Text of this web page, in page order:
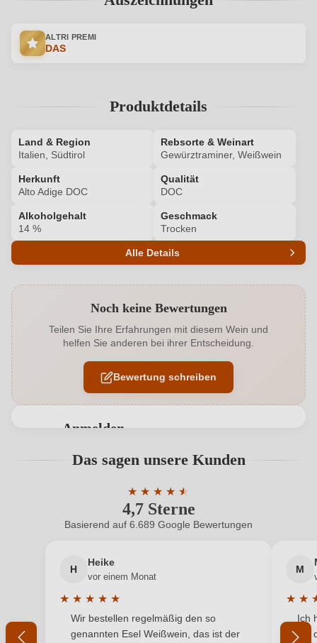
ALTRI PREMI
DAS
Produktdetails
Land & Region
Italien, Südtirol
Rebsorte & Weinart
Gewürztraminer, Weißwein
Herkunft
Alto Adige DOC
Qualität
DOC
Alkoholgehalt
14 %
Geschmack
Trocken
Alle Details
Alkoholgehalt in % 14 %
Allergene Enthält Sulfite
Ausbau Edelstahltank
Cantina Tramin Soc. Agr. Coop, Strada del Vino
144, 39040 Termeno, Italien
Land Italien
Noch keine Bewertungen
Teilen Sie Ihre Erfahrungen mit diesem Wein und
helfen Sie anderen bei ihrer Entscheidung.
Bewertung schreiben
Anmelden
Benutzern abgegeben werden. Bitte loggen Sie sich
Neuer Kunde? Neuer Kunde?
Ihre E-Mail-Adresse
Ihr Passwort
Das sagen unsere Kunden
4,7 Sterne
★ ★ ★ ★ ★
★
Durchschnittliche Bewertung von 4.7
Basierend auf 6.689 Google Bewertungen
H
Heike
vor einem Monat
★ ★ ★ ★ ★
Durchschnittliche Bewertung von 5 von 5 Sternen
Wir bestellen regelmäßig den so
genannten Esel Weißwein, das ist der
M
★ ★
Ich
mit